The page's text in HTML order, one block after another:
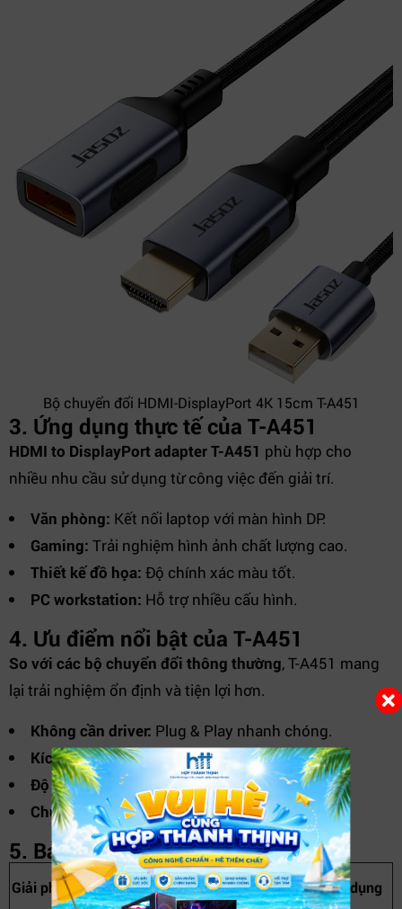
Bộ chuyển đổi HDMI-DisplayPort 4K 15cm T-A451
3. Ứng dụng thực tế của T-A451
HDMI to DisplayPort adapter T-A451 phù hợp cho
nhiều nhu cầu sử dụng từ công việc đến giải trí.
Văn phòng: Kết nối laptop với màn hình DP.
Gaming: Trải nghiệm hình ảnh chất lượng cao.
Thiết kế đồ họa: Độ chính xác màu tốt.
PC workstation: Hỗ trợ nhiều cấu hình.
4. Ưu điểm nổi bật của T-A451
So với các bộ chuyển đổi thông thường, T-A451 mang
lại trải nghiệm ổn định và tiện lợi hơn.
Không cần driver: Plug & Play nhanh chóng.
Kích thước nhỏ:Dễ mang theo.
Độ ổn định cao:
Giảm nhiễu tín hiệu.
Chuẩn 4K:Hỗ trợ hiển thị cao cấp.
5. Bảng so sánh công dụng
Giải pháp Thiết bị Chức năng
Độ tiện
dụng
Ứng dụng